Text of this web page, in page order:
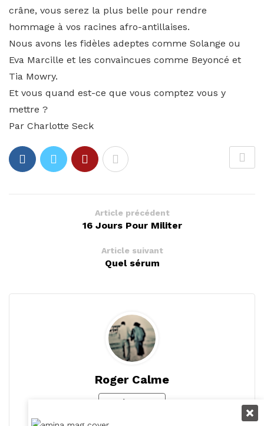
crâne, vous serez la plus belle pour rendre
hommage à vos racines afro-antillaises.
Nous avons les fidèles adeptes comme Solange ou
Eva Marcille et les convaincues comme Beyoncé et
Tia Mowry.
Et vous quand est-ce que vous comptez vous y
mettre ?
Par Charlotte Seck
Article précédent
16 Jours Pour Militer
Article suivant
Quel sérum
Roger Calme
S'abonner